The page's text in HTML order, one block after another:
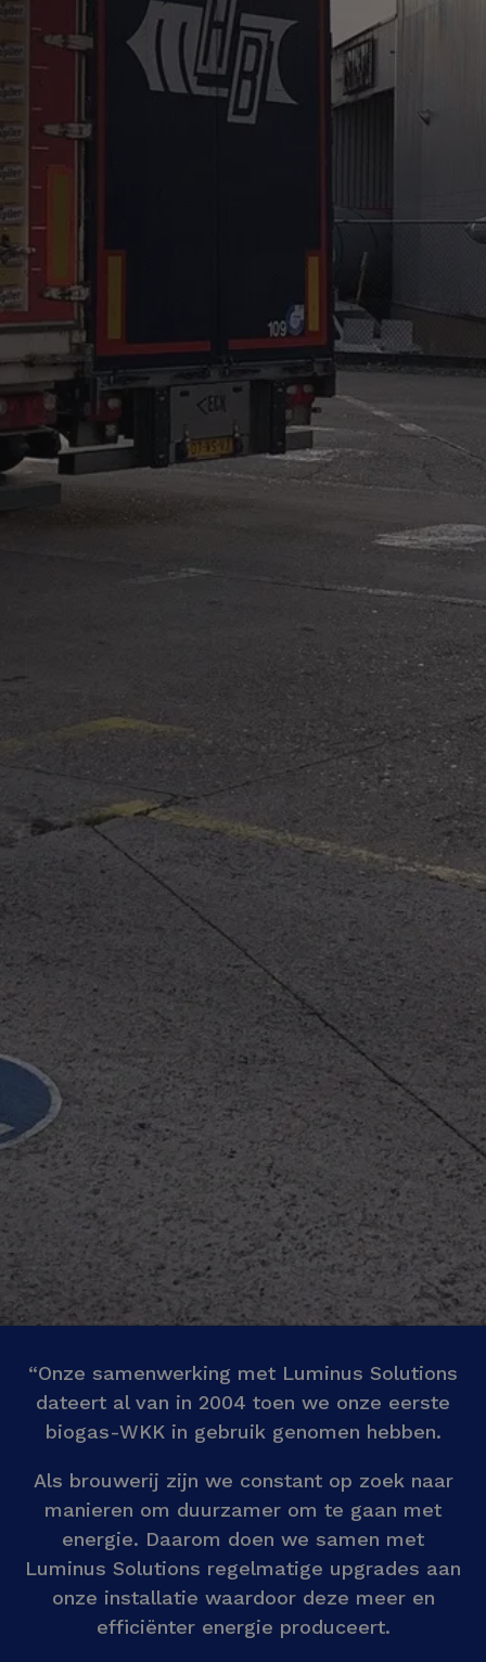
“Onze samenwerking met Luminus Solutions
dateert al van in 2004 toen we onze eerste
biogas-WKK in gebruik genomen hebben.
Als brouwerij zijn we constant op zoek naar
manieren om duurzamer om te gaan met
energie. Daarom doen we samen met
Luminus Solutions regelmatige upgrades aan
onze installatie waardoor deze meer en
efficiënter energie produceert.